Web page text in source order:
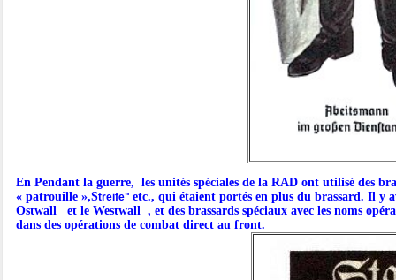
En Pendant la guerre, les unités spéciales de la RAD ont utilisé des
« patrouille »,Streife" etc., qui étaient portés en plus du brassard. Il y
Ostwall et le Westwall , et des brassards spéciaux avec les noms
dans des opérations de combat direct au front.